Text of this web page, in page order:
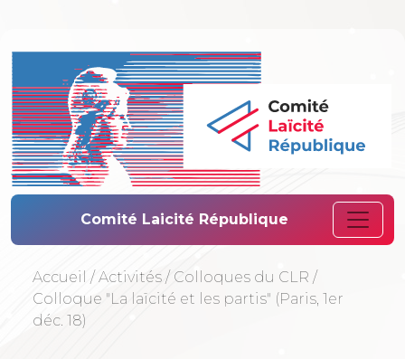
Comité Laïcité
Comité Laicité République
Accueil / Activités / Colloques du CLR /
Colloque "La laïcité et les partis" (Paris, 1er
déc. 18)